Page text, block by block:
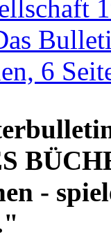
6
-